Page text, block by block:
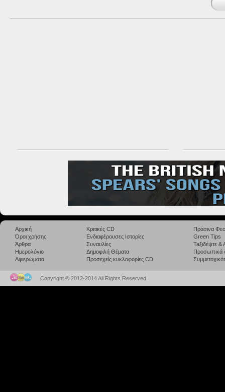
Αρχική
Όροι χρήσης
Άρθρα
Ημερολόγιο
Αφιερώματα
Κριτικές CD
Ενδιαφέρουσες Ιστορίες
Συναυλίες
Δημοφιλή Θέματα
Προσεχείς κυκλοφορίες CD
Πράσινα
Green Tips
Taξιδέψτε
Προσωπικά
Copyright © 2012-2014 All Rights Reserved